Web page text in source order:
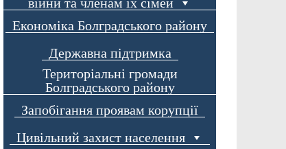
Економіка Болградського району
Державна підтримка
Територіальні громади
Болградського району
Запобігання проявам корупції
Цивільний захист населення